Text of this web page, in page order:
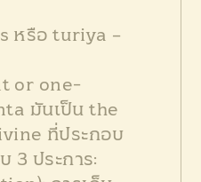
หรือ turiya –
or one-
มันเป็น the
ที่ประกอบ
3 ประการ: